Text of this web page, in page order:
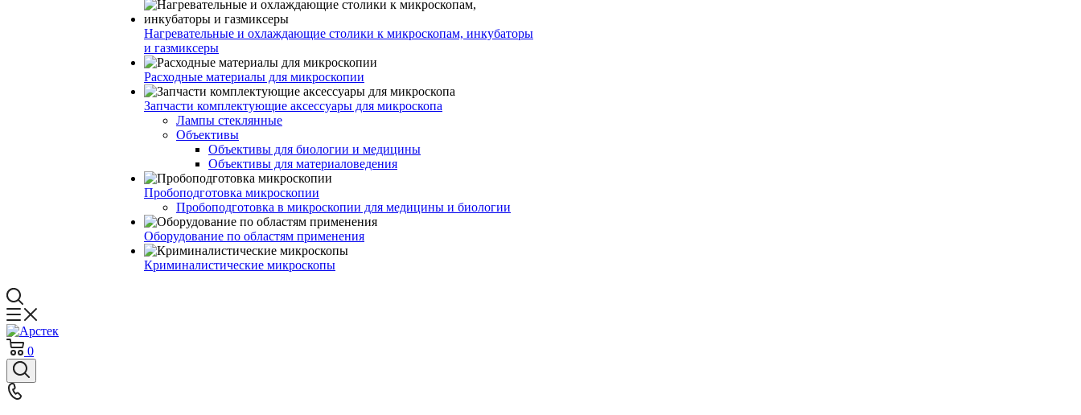
Нагревательные и охлаждающие столики к микроскопам, инкубаторы
и газмиксеры
Расходные материалы для микроскопии
Запчасти комплектующие аксессуары для микроскопа
Лампы стеклянные
Объективы
Объективы для биологии и медицины
Объективы для материаловедения
Пробоподготовка микроскопии
Пробоподготовка в микроскопии для медицины и биологии
Оборудование по областям применения
Криминалистические микроскопы
0